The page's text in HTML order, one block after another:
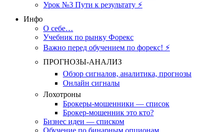
Урок №3 Пути к результату ⚡️
Инфо
О себе…
Учебник по рынку Форекс
Важно перед обучением по форекс! ⚡
ПРОГНОЗЫ-АНАЛИЗ
Обзор сигналов, аналитика, прогнозы
Онлайн сигналы
Лохотроны
Брокеры-мошенники — список
Брокер-мошенник это кто?
Бизнес идеи — списком
Обучение по бинарным опционам